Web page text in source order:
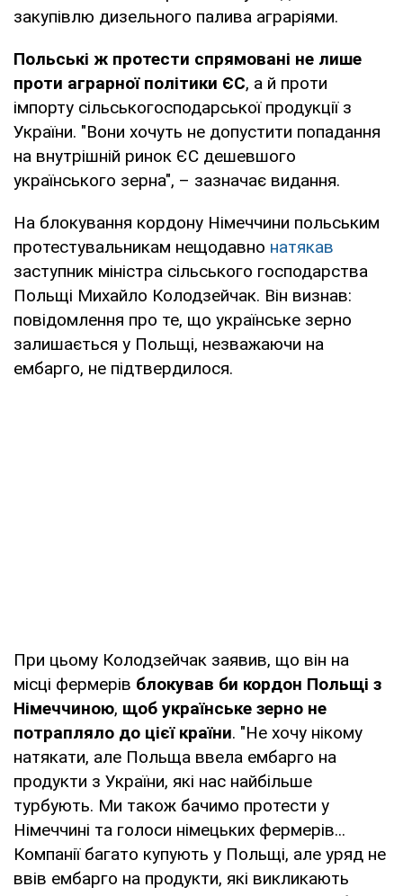
закупівлю дизельного палива аграріями.
Польські ж протести спрямовані не лише
проти аграрної політики ЄС, а й проти
імпорту сільськогосподарської продукції з
України. "Вони хочуть не допустити попадання
на внутрішній ринок ЄС дешевшого
українського зерна", – зазначає видання.
На блокування кордону Німеччини польським
протестувальникам нещодавно натякав
заступник міністра сільського господарства
Польщі Михайло Колодзейчак. Він визнав:
повідомлення про те, що українське зерно
залишається у Польщі, незважаючи на
ембарго, не підтвердилося.
При цьому Колодзейчак заявив, що він на
місці фермерів блокував би кордон Польщі з
Німеччиною, щоб українське зерно не
потрапляло до цієї країни. "Не хочу нікому
натякати, але Польща ввела ембарго на
продукти з України, які нас найбільше
турбують. Ми також бачимо протести у
Німеччині та голоси німецьких фермерів...
Компанії багато купують у Польщі, але уряд не
ввів ембарго на продукти, які викликають